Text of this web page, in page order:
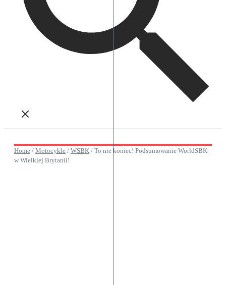
Home / Motocykle / WSBK / To nie koniec! Podsumowanie WorldSBK
w Wielkiej Brytanii!